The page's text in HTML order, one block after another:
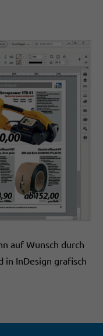
auf Wunsch durch
InDesign grafisch